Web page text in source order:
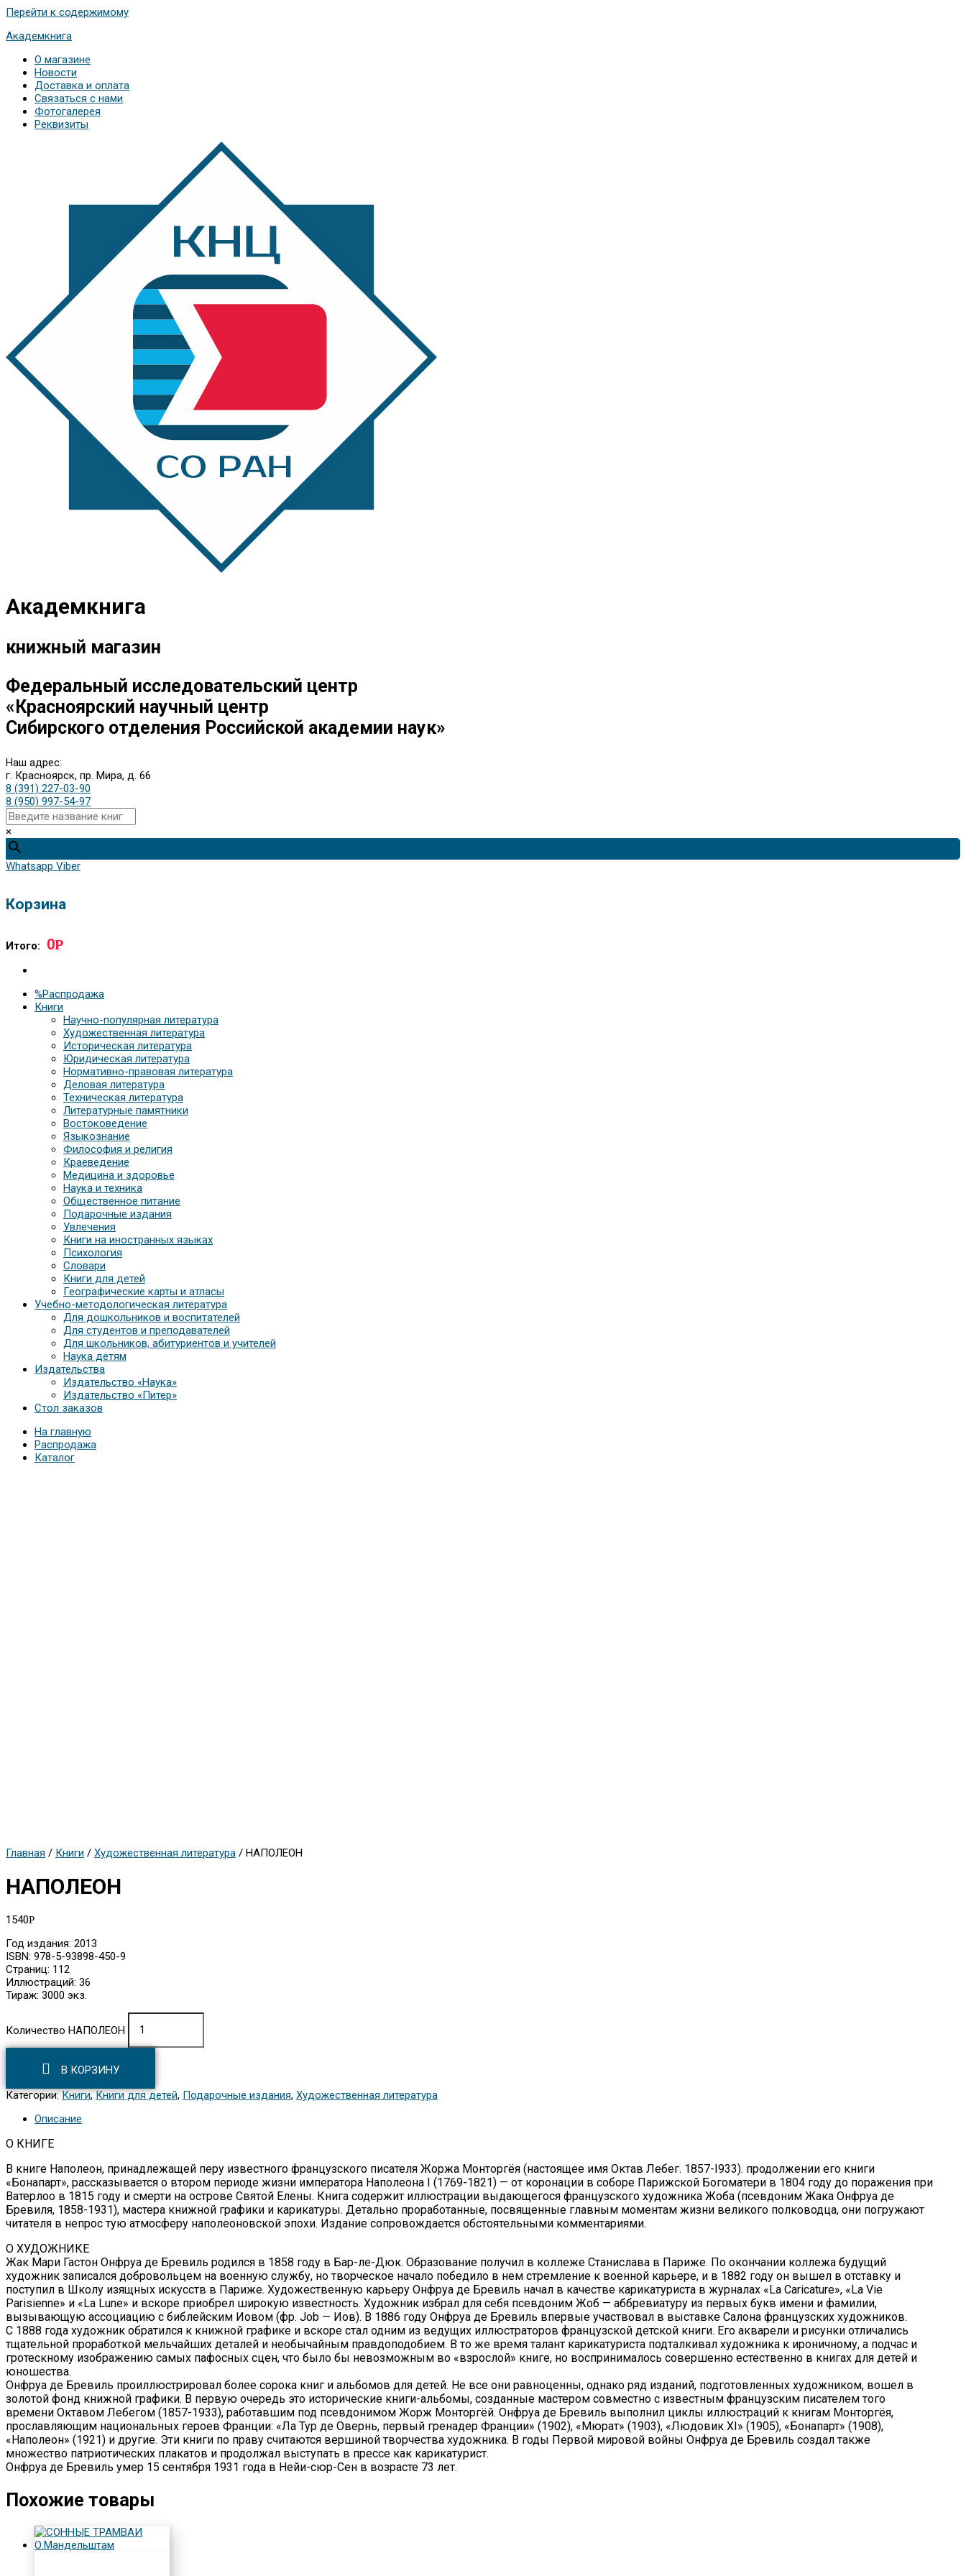
Перейти к содержимому
Академкнига
О магазине
Новости
Доставка и оплата
Связаться с нами
Фотогалерея
Реквизиты
Академкнига
книжный магазин
Федеральный исследовательский центр
«Красноярский научный центр
Сибирского отделения Российской академии наук»
Наш адрес:
г. Красноярск, пр. Мира, д. 66
8 (391) 227-03-90
8 (950) 997-54-97
×
Whatsapp Viber
Корзина
Итого: 0Р
%Распродажа
Книги
Научно-популярная литература
Художественная литература
Историческая литература
Юридическая литература
Нормативно-правовая литература
Деловая литература
Техническая литература
Литературные памятники
Востоковедение
Языкознание
Философия и религия
Краеведение
Медицина и здоровье
Наука и техника
Общественное питание
Подарочные издания
Увлечения
Книги на иностранных языках
Психология
Словари
Книги для детей
Географические карты и атласы
Учебно-методологическая литература
Для дошкольников и воспитателей
Для студентов и преподавателей
Для школьников, абитуриентов и учителей
Наука детям
Издательства
Издательство «Наука»
Издательство «Питер»
Стол заказов
На главную
Распродажа
Каталог
Главная / Книги / Художественная литература / НАПОЛЕОН
НАПОЛЕОН
1540Р
Год издания: 2013
ISBN: 978-5-93898-450-9
Страниц: 112
Иллюстраций: 36
Тираж: 3000 экз.
Количество НАПОЛЕОН
В КОРЗИНУ
Категории:Книги,Книги для детей, Подарочные издания, Художественная литература
Описание
О КНИГЕ
В книге Наполеон, принадлежащей перу известного французского писа­теля Жоржа Монторгёя (настоящее имя Октав Лебег. 1857-I933). продолжении его книги
«Бонапарт», рассказывается о втором периоде жизни императора Наполеона I (1769-1821) — от коронации в соборе Парижской Богоматери в 1804 году до поражения при
Ватерлоо в 1815 году и смерти на острове Святой Елены. Книга содержит иллюстрации выдающегося французского художника Жоба (псевдоним Жака Онфруа де
Бревиля, 1858-1931), мастера книжной графики и ка­рикатуры. Детально проработанные, посвященные главным моментам жизни великого полководца, они погружают
читателя в непрос тую атмосферу наполеоновской эпохи. Издание сопровождается обстоятельными комментариями.
О ХУДОЖНИКЕ
Жак Мари Гастон Онфруа де Бревиль родился в 1858 году в Бар-ле-Дюк. Образование получил в коллеже Станислава в Париже. По окончании коллежа будущий
художник записался добровольцем на военную службу, но творческое начало победило в нем стремление к военной карьере, и в 1882 году он вышел в отставку и
поступил в Школу изящных искусств в Париже. Художествен­ную карьеру Онфруа де Бревиль начал в качестве карикатуриста в журналах «La Caricature», «La Vie
Parisienne» и «La Lune» и вскоре приобрел широкую из­вестность. Художник избрал для себя псевдоним Жоб — аббревиатуру из пер­вых букв имени и фамилии,
вызывающую ассоциацию с библейским Иовом (фр. Job — Иов). В 1886 году Онфруа де Бревиль впервые участвовал в выставке Салона французских художников.
С 1888 года художник обратился к книжной графике и вскоре стал од­ним из ведущих иллюстраторов французской детской книги. Его акварели и рисунки отличались
тщательной проработкой мельчайших деталей и необы­чайным правдоподобием. В то же время талант карикатуриста подталкивал художника к ироничному, а подчас и
гротескному изображению самых пафосных сцен, что было бы невозможным во «взрослой» книге, но воспринима­лось совершенно естественно в книгах для детей и
юношества.
Онфруа де Бревиль проиллюстрировал более сорока книг и альбомов для детей. Не все они равноценны, однако ряд изданий, подготовленных художни­ком, вошел в
золотой фонд книжной графики. В первую очередь это истори­ческие книги-альбомы, созданные мастером совместно с известным француз­ским писателем того
времени Октавом Лебегом (1857-1933), работавшим под псевдонимом Жорж Монторгёй. Онфруа де Бревиль выполнил циклы иллю­страций к книгам Монторгёя,
прославляющим национальных героев Фран­ции: «Ла Тур де Овернь, первый гренадер Франции» (1902), «Мюрат» (1903), «Людовик XI» (1905), «Бонапарт» (1908),
«Наполеон» (1921) и другие. Эти книги по праву считаются вершиной творчества художника. В годы Первой мировой войны Онфруа де Бревиль создал также
множество патриотических плакатов и продолжал выступать в прессе как карикатурист.
Онфруа де Бревиль умер 15 сентября 1931 года в Нейи-сюр-Сен в возрасте 73 лет.
Похожие товары